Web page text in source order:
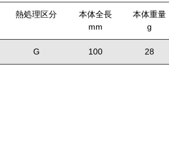
熱処理区分
本体全長
mm
本体重量
g
G 100 28